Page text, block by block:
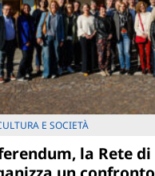
E SOCIETÀ
la Rete